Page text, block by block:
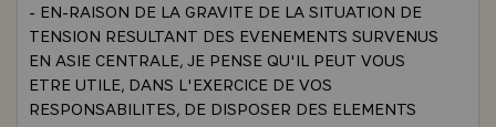
- EN-RAISON DE LA GRAVITE DE LA SITUATION DE
TENSION RESULTANT DES EVENEMENTS SURVENUS
EN ASIE CENTRALE, JE PENSE QU'IL PEUT VOUS
ETRE UTILE, DANS L'EXERCICE DE VOS
RESPONSABILITES, DE DISPOSER DES ELEMENTS